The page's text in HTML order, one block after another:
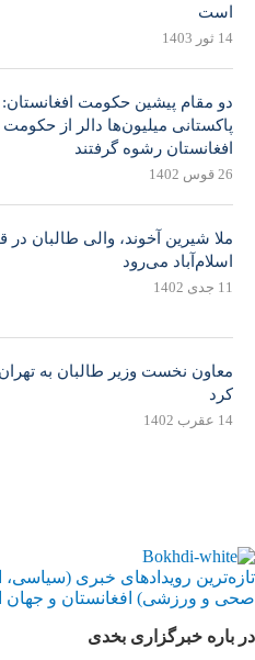
است
14 ثور 1403
دو مقام پیشین حکومت افغانستان:
پاکستانی میلیون‌ها دالر از حکومت
افغانستان رشوه گرفتند
26 قوس 1402
ملا شیرین آخوند، والی طالبان در
اسلام‌آباد می‌رود
11 جدی 1402
معاون نخست وزیر طالبان به
کرد
14 عقرب 1402
تازه‌ترین رویدادهای خبری
صحی و ورزشی) افغانستان و جهان
در باره خبرگزاری بخدی